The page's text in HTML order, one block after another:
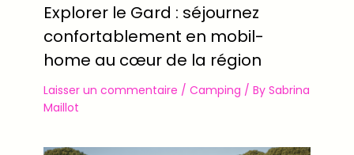
Explorer le Gard : séjournez
confortablement en mobil-
home au cœur de la région
Laisser un commentaire / Camping / By Sabrina
Maillot